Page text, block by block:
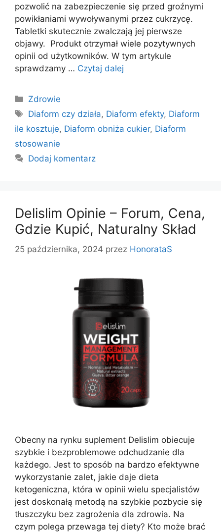
pozwolić na zabezpieczenie się przed groźnymi
powikłaniami wywoływanymi przez cukrzycę.
Tabletki skutecznie zwalczają jej pierwsze
objawy. Produkt otrzymał wiele pozytywnych
opinii od użytkowników. W tym artykule
sprawdzamy … Czytaj dalej
Kategorie
Zdrowie
Tagi
Diaform czy działa, Diaform efekty, Diaform
ile kosztuje, Diaform obniża cukier, Diaform
stosowanie
Dodaj komentarz
Delislim Opinie – Forum, Cena,
Gdzie Kupić, Naturalny Skład
25 października, 2024 przez HonorataS
Obecny na rynku suplement Delislim obiecuje
szybkie i bezproblemowe odchudzanie dla
każdego. Jest to sposób na bardzo efektywne
wykorzystanie zalet, jakie daje dieta
ketogeniczna, która w opinii wielu specjalistów
jest doskonałą metodą na szybkie pozbycie się
tłuszczyku bez zagrożenia dla zdrowia. Na
czym polega przewaga tej diety? Kto może brać